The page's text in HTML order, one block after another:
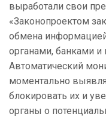
выработали свои
«Законопроектом
обмена
органами, банками
Автоматический
моментально
блокировать их и
органы о